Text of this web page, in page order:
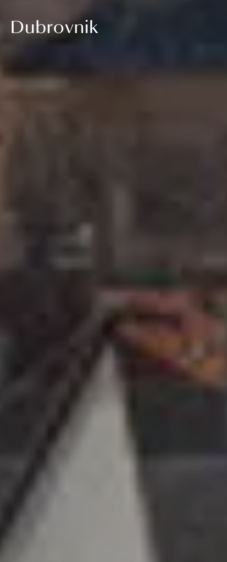
Dubrovnik